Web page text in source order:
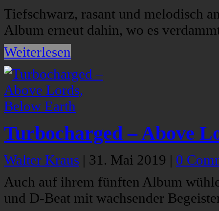
Tiefschwarz, rasant und melodisch
Album erneut dahin, wo es
Weiterlesen
Turbocharged – Above
Walter Kraus | 31. Mai 2019 | 0
Auch auf ihrem fünften Album
und D-Beat mit wachsender